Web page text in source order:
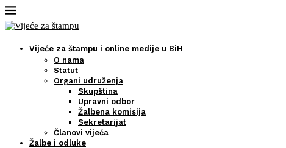
Vijeće za štampu i online medije u BiH
O nama
Statut
Organi udruženja
Skupština
Upravni odbor
Žalbena komisija
Sekretarijat
Članovi vijeća
Žalbe i odluke